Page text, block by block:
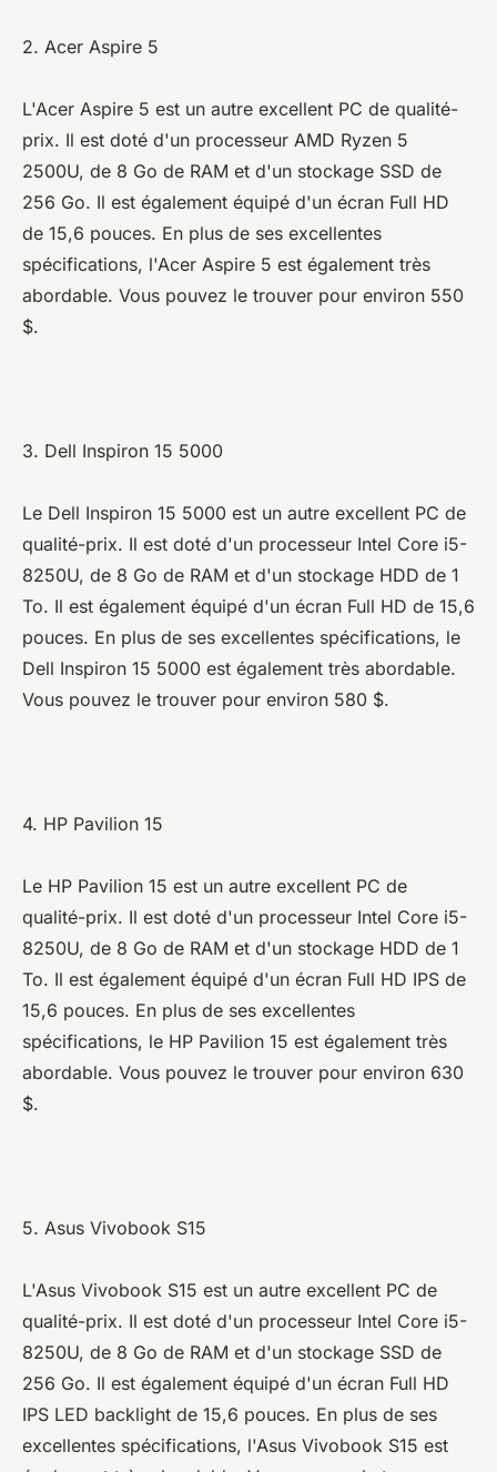
2. Acer Aspire 5
L'Acer Aspire 5 est un autre excellent PC de qualité-
prix. Il est doté d'un processeur AMD Ryzen 5
2500U, de 8 Go de RAM et d'un stockage SSD de
256 Go. Il est également équipé d'un écran Full HD
de 15,6 pouces. En plus de ses excellentes
spécifications, l'Acer Aspire 5 est également très
abordable. Vous pouvez le trouver pour environ 550
$.
3. Dell Inspiron 15 5000
Le Dell Inspiron 15 5000 est un autre excellent PC de
qualité-prix. Il est doté d'un processeur Intel Core i5-
8250U, de 8 Go de RAM et d'un stockage HDD de 1
To. Il est également équipé d'un écran Full HD de 15,6
pouces. En plus de ses excellentes spécifications, le
Dell Inspiron 15 5000 est également très abordable.
Vous pouvez le trouver pour environ 580 $.
4. HP Pavilion 15
Le HP Pavilion 15 est un autre excellent PC de
qualité-prix. Il est doté d'un processeur Intel Core i5-
8250U, de 8 Go de RAM et d'un stockage HDD de 1
To. Il est également équipé d'un écran Full HD IPS de
15,6 pouces. En plus de ses excellentes
spécifications, le HP Pavilion 15 est également très
abordable. Vous pouvez le trouver pour environ 630
$.
5. Asus Vivobook S15
L'Asus Vivobook S15 est un autre excellent PC de
qualité-prix. Il est doté d'un processeur Intel Core i5-
8250U, de 8 Go de RAM et d'un stockage SSD de
256 Go. Il est également équipé d'un écran Full HD
IPS LED backlight de 15,6 pouces. En plus de ses
excellentes spécifications, l'Asus Vivobook S15 est